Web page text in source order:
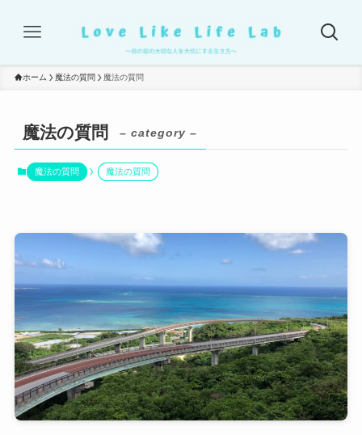
ホーム 魔法の質問 魔法の質問
魔法の質問 – category –
魔法の質問 魔法の質問